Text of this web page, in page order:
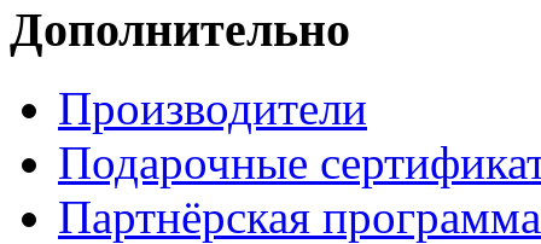
Дополнительно
Производители
Подарочные
Партнёрская программа